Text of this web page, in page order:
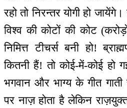
रहो तो निरन्तर योगी हो
विश्व की कोटों की कोट
निमित्त टीचर्स बनी हो!
कितनी हैं! तो कोई-में-कोई हो
भगवान और भाग्य के गीत गाती
पर नाज़ होता है लेकिन